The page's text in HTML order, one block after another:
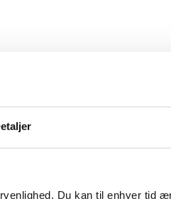
Du kan til enhver tid